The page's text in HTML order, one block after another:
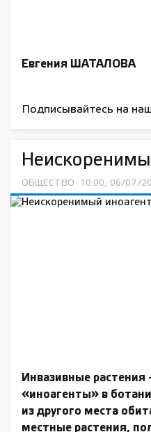
Евгения ШАТАЛОВА
Подписывайтесь на
ОБЩЕСТВО 10:00, 06/07/
Инвазивные растения
«иноагенты» в
из другого места
местные растения,